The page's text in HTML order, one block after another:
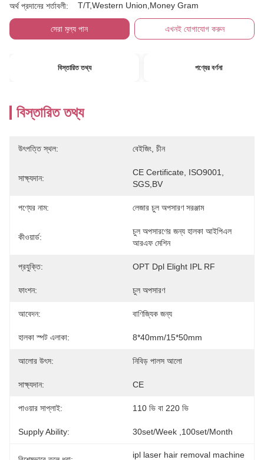
অর্থ প্রদানের শর্তাবলী: T/T,Western Union,Money Gram
সেরা মূল্য পান এখনই যোগাযোগ করুন
বিস্তারিত তথ্য পণ্যের বর্ণনা
বিস্তারিত তথ্য
উৎপত্তি স্থল: বেইজিং, চীন
সাক্ষ্যদান:
CE Certificate, ISO9001,
SGS,BV
পণ্যের নাম: লেজার চুল অপসারণ সরঞ্জাম
কীওয়ার্ড:
চুল অপসারণের জন্য হালকা আইপিএল
আরএফ মেশিন
প্রযুক্তি: OPT Dpl Elight IPL RF
ফাংশন: চুল অপসারণ
আবেদন: বাণিজ্যিক জন্য
হালকা স্পট এলাকা: 8*40mm/15*50mm
আলোর উৎস: নিবিড় পালস আলো
সাক্ষ্যদান: CE
পাওয়ার সাপ্লাই: 110 ভি বা 220 ভি
Supply Ability: 30set/week ,100set/Month
ipl laser hair removal machine